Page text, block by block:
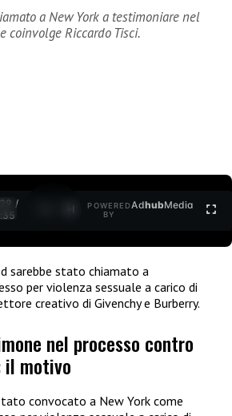
a New York a testimoniare nel
coinvolge Riccardo Tisci.
/
POWERED
BY
AdhubMedia
sarebbe stato chiamato a
per violenza sessuale a carico di
creativo di Givenchy e Burberry.
nel processo contro
il motivo
convocato a New York come